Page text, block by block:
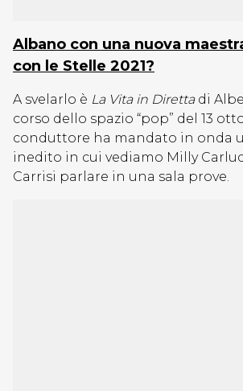
Albano con una nuova
con le Stelle 2021?
A svelarlo è La Vita in Diretta di
corso dello spazio “pop” del 13
conduttore ha mandato in onda
inedito in cui vediamo Milly
Carrisi parlare in una sala prove.